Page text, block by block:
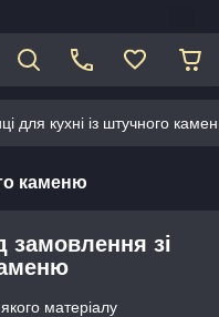
для кухні із штучного
каменю
замовлення зі
матеріалу